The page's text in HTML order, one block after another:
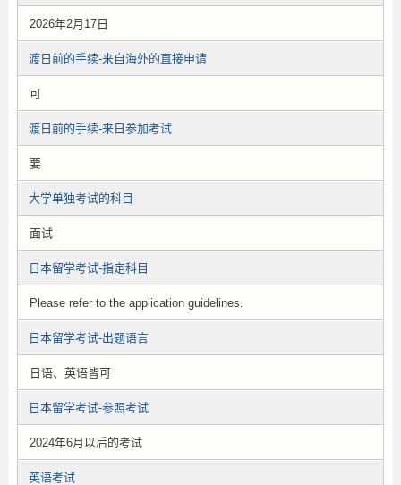
2026年2月17日
渡日前的手续-来自海外的直接申请
可
渡日前的手续-来日参加考试
要
大学单独考试的科目
面试
日本留学考试-指定科目
Please refer to the application guidelines.
日本留学考试-出题语言
日语、英语皆可
日本留学考试-参照考试
2024年6月以后的考试
英语考试